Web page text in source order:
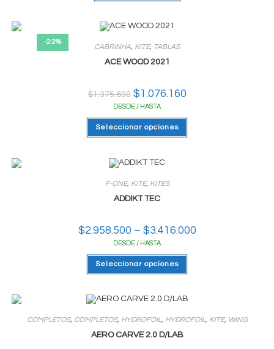
-22%
CABRINHA, KITE, TABLAS
ACE WOOD 2021
$1.375.600 El
precio
original
era:
$1.375.600.
$1.076.160El
es:
DESDE / HASTA
Seleccionar opciones
tiene
del
F-ONE, KITE, KITES
ADDIKT TEC
$2.958.500 – $3.416.000Rango
DESDE / HASTA
Seleccionar opciones
tiene
Las
se
pueden
COMPLETOS, COMPLETOS, HYDROFOIL, HYDROFOIL, KITE, WING
AERO CARVE 2.0 D/LAB